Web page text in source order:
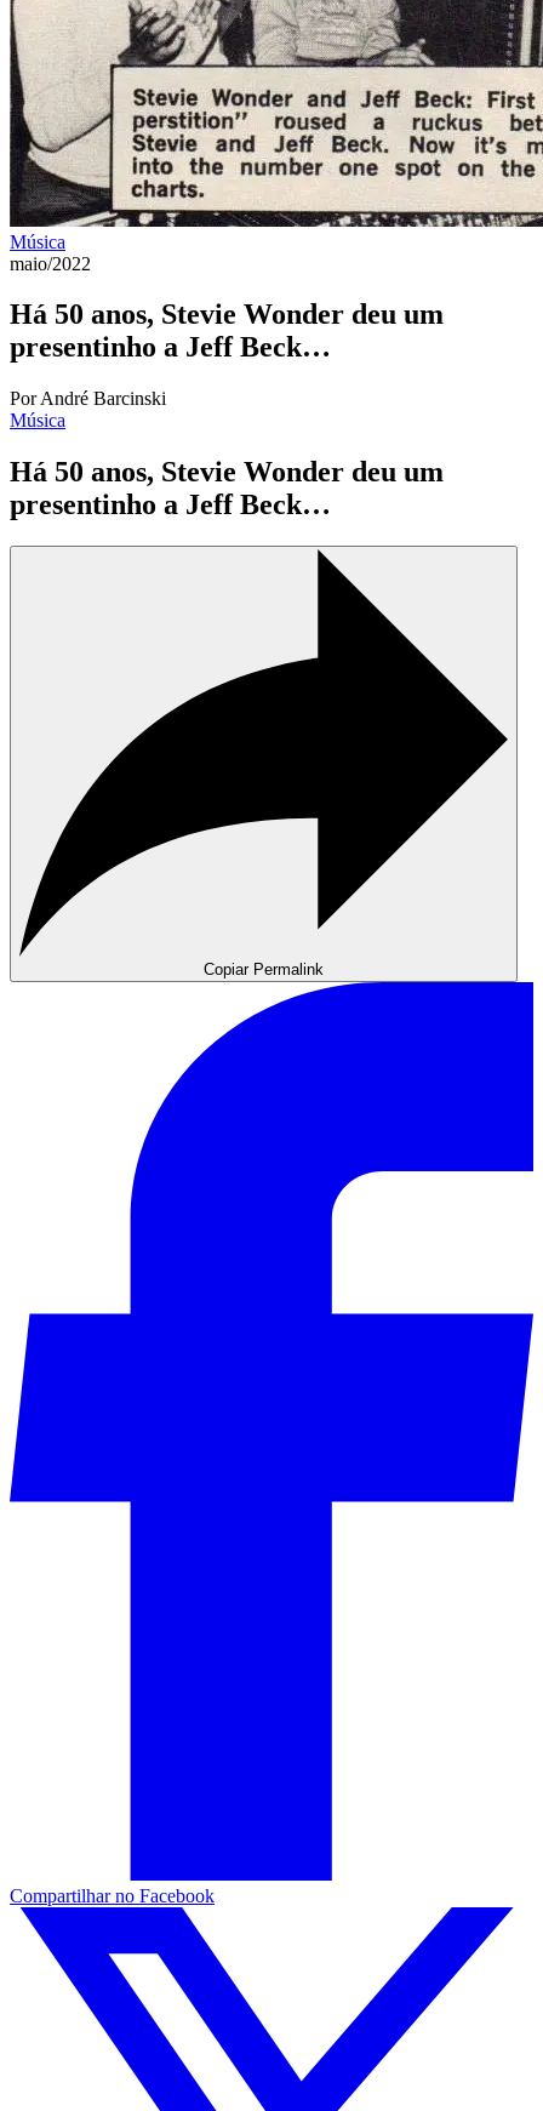
Música
maio/2022
Há 50 anos, Stevie Wonder deu um
presentinho a Jeff Beck…
Por André Barcinski
Música
Há 50 anos, Stevie Wonder deu um
presentinho a Jeff Beck…
Copiar Permalink
Compartilhar no Facebook